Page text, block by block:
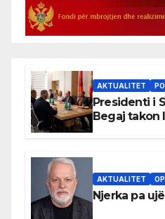
AKTUALITET
Presidenti i
Begaj
AKTUALITET
Njerka pa ujë